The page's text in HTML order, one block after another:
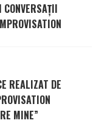
REALIZAT DE
MINE”